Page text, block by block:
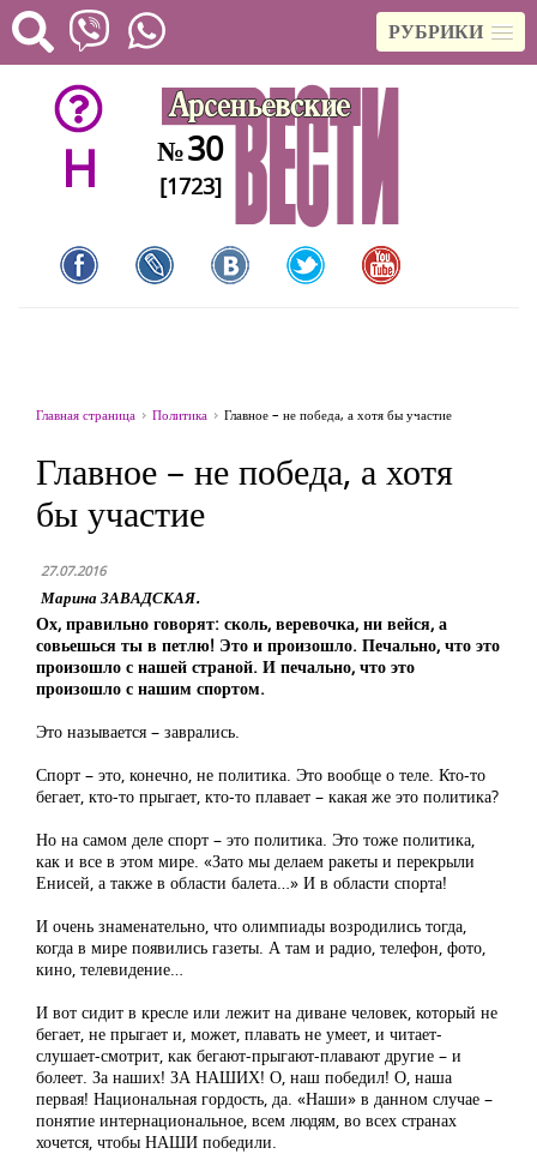
РУБРИКИ
H №30
[1723]
Главная страница Политика Главное – не победа, а хотя бы участие
Главное – не победа, а хотя
бы участие
27.07.2016
Марина ЗАВАДСКАЯ.
Ох, правильно говорят: сколь, веревочка, ни вейся, а
совьешься ты в петлю! Это и произошло. Печально, что это
произошло с нашей страной. И печально, что это
произошло с нашим спортом.
Это называется – заврались.
Спорт – это, конечно, не политика. Это вообще о теле. Кто-то
бегает, кто-то прыгает, кто-то плавает – какая же это политика?
Но на самом деле спорт – это политика. Это тоже политика,
как и все в этом мире. «Зато мы делаем ракеты и перекрыли
Енисей, а также в области балета…» И в области спорта!
И очень знаменательно, что олимпиады возродились тогда,
когда в мире появились газеты. А там и радио, телефон, фото,
кино, телевидение…
И вот сидит в кресле или лежит на диване человек, который не
бегает, не прыгает и, может, плавать не умеет, и читает-
слушает-смотрит, как бегают-прыгают-плавают другие – и
болеет. За наших! ЗА НАШИХ! О, наш победил! О, наша
первая! Национальная гордость, да. «Наши» в данном случае –
понятие интернациональное, всем людям, во всех странах
хочется, чтобы НАШИ победили.